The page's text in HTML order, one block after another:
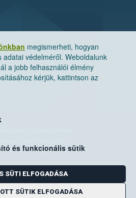
megismerheti, hogyan
védelméről. Weboldalunk
a jobb felhasználói élmény
kérjük, kattintson az
és funkcionális sütik
SÜTI ELFOGADÁSA
SÜTIK ELFOGADÁSA
biztonsági Hivatal
1525 Budapest. Pf. 30.
szám: 06-80/263-244